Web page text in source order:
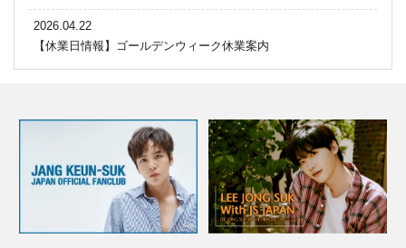
2026.04.22
【休業日情報】ゴールデンウィーク休業案内